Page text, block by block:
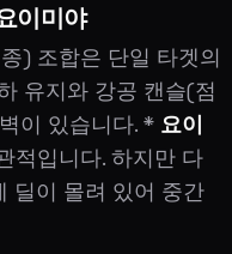
이미야
) 조합은 단일 타겟의
유지와 강공 캔슬(점
이 있습니다. * 요이
적입니다. 하지만 다
딜이 몰려 있어 중간